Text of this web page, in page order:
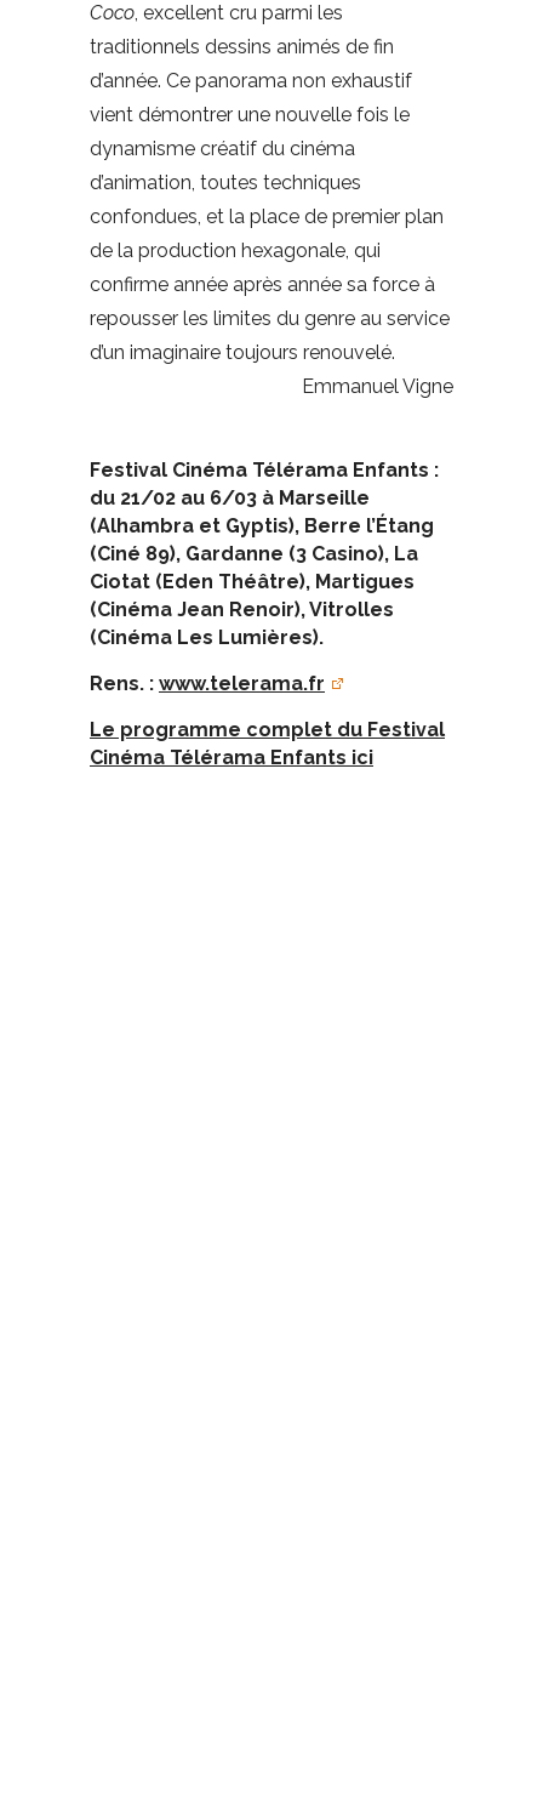
Coco, excellent cru parmi les
traditionnels dessins animés de fin
d’année. Ce panorama non exhaustif
vient démontrer une nouvelle fois le
dynamisme créatif du cinéma
d’animation, toutes techniques
confondues, et la place de premier plan
de la production hexagonale, qui
confirme année après année sa force à
repousser les limites du genre au service
d’un imaginaire toujours renouvelé.
Emmanuel Vigne
Festival Cinéma Télérama Enfants :
du 21/02 au 6/03 à Marseille
(Alhambra et Gyptis), Berre l’Étang
(Ciné 89), Gardanne (3 Casino), La
Ciotat (Eden Théâtre), Martigues
(Cinéma Jean Renoir), Vitrolles
(Cinéma Les Lumières).
Rens. : www.telerama.fr
Le programme complet du Festival
Cinéma Télérama Enfants ici